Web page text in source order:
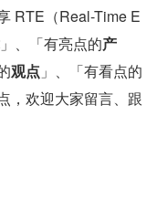
RTE（Real-Time E
」、「有亮点的产
观点 」、「有看点的
，欢迎大家留言、跟